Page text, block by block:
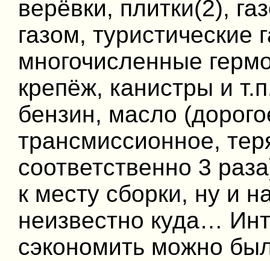
верёвки, плитки(2),
газом, туристические
многочисленные
крепёж, канистры и
бензин, масло
трансмиссионное,
соответственно 3
к месту сборки, ну и
неизвестно куда…
сэкономить можно